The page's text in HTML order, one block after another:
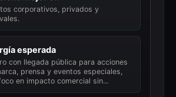
corporativos, privados y
esperada
con llegada pública para acciones
prensa y eventos especiales,
en impacto comercial sin...